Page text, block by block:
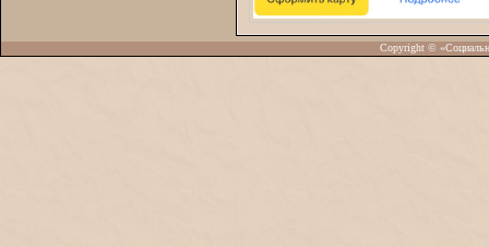
Copyright ©